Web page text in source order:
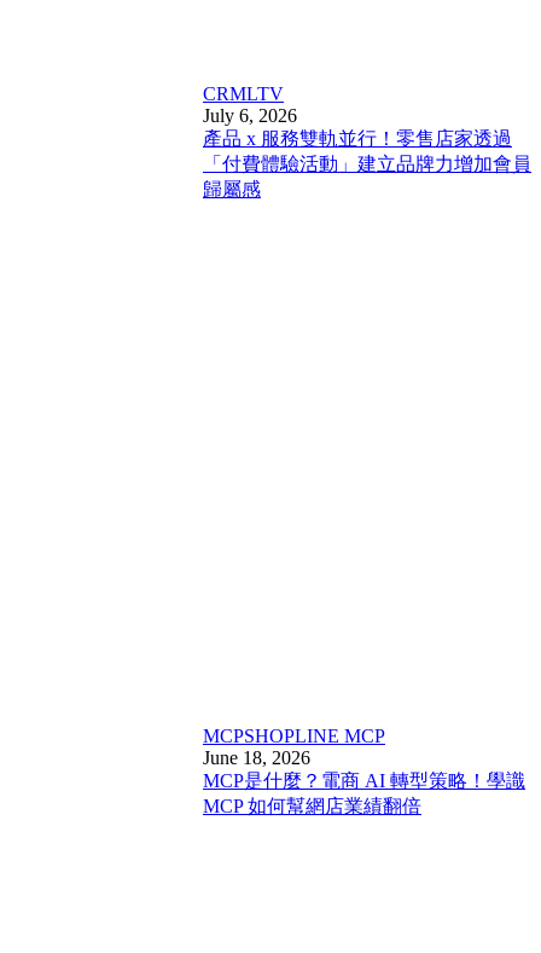
CRMLTV
July 6, 2026
產品 x 服務雙軌並行！零售店家透過
「付費體驗活動」建立品牌力增加會員
歸屬感
MCPSHOPLINE MCP
June 18, 2026
MCP是什麼？電商 AI 轉型策略！學識
MCP 如何幫網店業績翻倍